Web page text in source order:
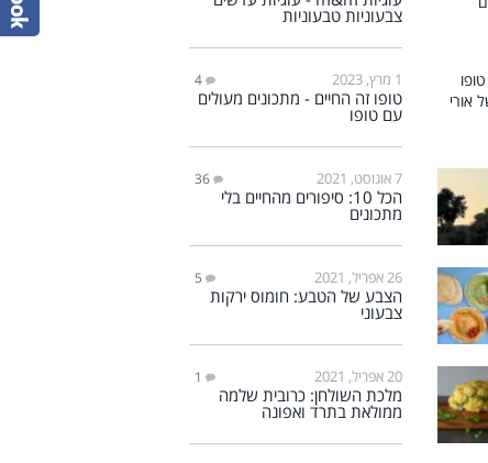
צבעוניות טבעוניות
1 מרץ, 2023 4
טופו זה החיים - מתכונים מעולים
עם טופו
7 אוגוסט, 2021 36
הכל 10: סיפורים מהחיים בלי
מתכונים
26 אפריל, 2021 5
הצבע של הטבע: חומוס ירקות
צבעוני
20 אפריל, 2021 1
מלכת השולחן: כרובית שלמה
ממולאת בתרד ואפונה